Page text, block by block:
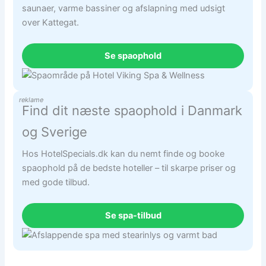
saunaer, varme bassiner og afslapning med udsigt
over Kattegat.
Se spaophold
reklame
Find dit næste spaophold i Danmark
og Sverige
Hos HotelSpecials.dk kan du nemt finde og booke
spaophold på de bedste hoteller – til skarpe priser og
med gode tilbud.
Se spa-tilbud